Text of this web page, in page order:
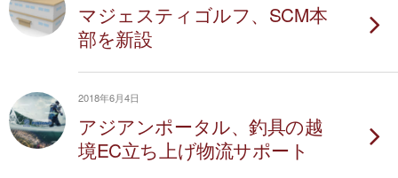
マジェスティゴルフ、SCM本
部を新設
2018年6月4日
アジアンポータル、釣具の越
境EC立ち上げ物流サポート